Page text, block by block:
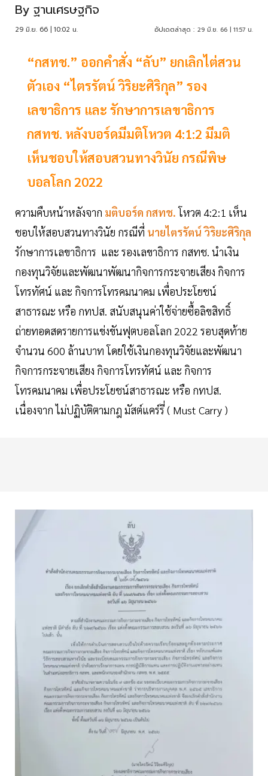
By ฐานเศรษฐกิจ
29 มิ.ย. 66 | 10:02 น. อัปเดตล่าสุด : 29 มิ.ย. 66 | 11:57 น.
“กสทช.” ออกคำสั่ง “ลับ” ยกเลิกไต่สวน
ตัวเอง “ไตรรัตน์ วิริยะศิริกุล” รอง
เลขาธิการ และ รักษาการเลขาธิการ
กสทช. หลังบอร์ดมีมติโหวต 4:1:2 มีมติ
เห็นชอบให้สอบสวนทางวินัย กรณีพิษ
บอลโลก 2022
ความคืบหน้าหลังจาก มติบอร์ด กสทช.โหวต 4:2:1 เห็น
ชอบให้สอบสวนทางวินัย กรณีที่ นายไตรรัตน์ วิริยะศิริกุล
รักษาการเลขาธิการ และ รองเลขาธิการ กสทช. นำเงิน
กองทุนวิจัยและพัฒนาพัฒนากิจการกระจายเสียง กิจการ
โทรทัศน์ และ กิจการโทรคมนาคม เพื่อประโยชน์
สาธารณะ หรือ กทปส. สนับสนุนค่าใช้จ่ายซื้อลิขสิทธิ์
ถ่ายทอดสดรายการแข่งขันฟุตบอลโลก 2022 รอบสุดท้าย
จำนวน 600 ล้านบาท โดยใช้เงินกองทุนวิจัยและพัฒนา
กิจการกระจายเสียง กิจการโทรทัศน์ และ กิจการ
โทรคมนาคม เพื่อประโยชน์สาธารณะ หรือ กทปส.
เนื่องจาก ไม่ปฏิบัติตามกฎ มัสต์แคร์รี่ ( Must Carry )